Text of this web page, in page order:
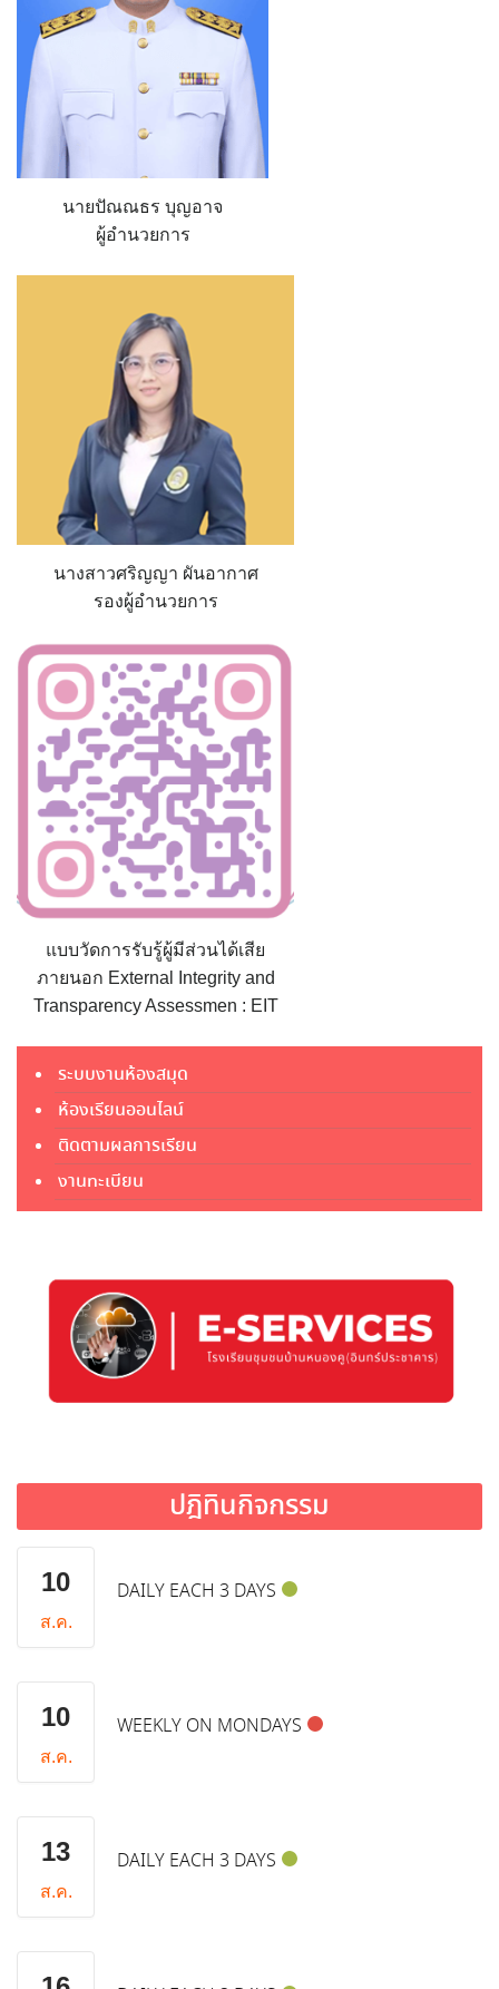
นายปัณณธร บุญอาจ
ผู้อำนวยการ
นางสาวศริญญา ผันอากาศ
รองผู้อำนวยการ
แบบวัดการรับรู้ผู้มีส่วนได้เสีย
ภายนอก External Integrity and
Transparency Assessmen : EIT
ระบบงานห้องสมุด
ห้องเรียนออนไลน์
ติดตามผลการเรียน
งานทะเบียน
ปฎิทินกิจกรรม
10
ส.ค.
DAILY EACH 3 DAYS
10
ส.ค.
WEEKLY ON MONDAYS
13
ส.ค.
DAILY EACH 3 DAYS